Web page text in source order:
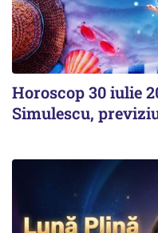
Horoscop 30 iulie
Simulescu,